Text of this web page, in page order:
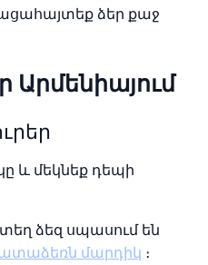
ձեր քաջ
Արմենիայում
և մեկնեք դեպի
ձեզ սպասում են
մարդիկ ։